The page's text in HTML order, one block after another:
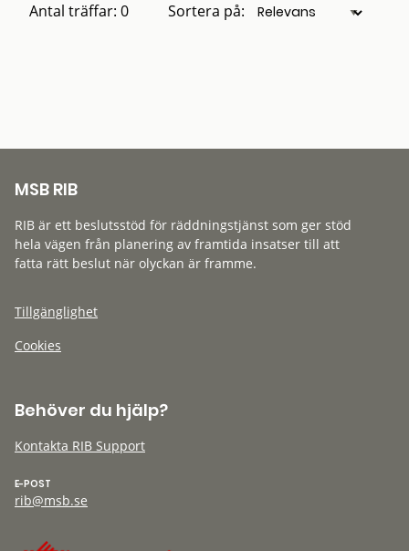
Antal träffar: 0 Sortera på:
MSB RIB
RIB är ett beslutsstöd för räddningstjänst som ger stöd
hela vägen från planering av framtida insatser till att
fatta rätt beslut när olyckan är framme.
Tillgänglighet
Cookies
Behöver du hjälp?
Kontakta RIB Support
E-POST
rib@msb.se